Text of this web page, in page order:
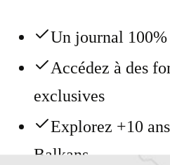
Un journal
Accédez à des
exclusives
Explorez +10
Balkans